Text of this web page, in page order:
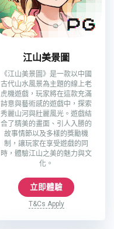
江山美景圖
《江山美景圖》是一款以中國
古代山水風景為主題的線上老
虎機遊戲，玩家將在這款充滿
詩意與藝術感的遊戲中，探索
秀麗山河與壯麗風光。遊戲結
合了精美的畫面、引人入勝的
故事情節以及多樣的獎勵機
制，讓玩家在享受遊戲的同
時，體驗江山之美的魅力與文
化。
立即體驗
T&Cs Apply